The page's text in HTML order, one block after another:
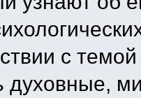
с
духовные,